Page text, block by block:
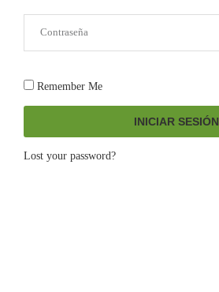
Remember Me
INICIAR SESIÓN
Lost your password?